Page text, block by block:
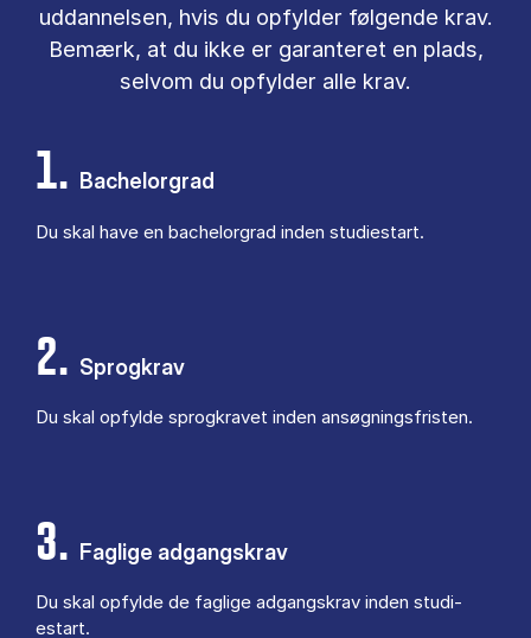
ud­dan­nel­sen, hvis du op­fyl­der føl­gen­de krav.
Be­mærk, at du ikke er ga­ran­te­ret en plads,
selv­om du op­fyl­der alle krav.
1. Bachelorgrad
Du skal have en ba­chel­or­grad in­den stu­di­estart.
2. Sprogkrav
Du skal op­fyl­de sprog­kra­vet in­den an­søg­nings­fri­sten.
3. Faglige adgangskrav
Du skal op­fyl­de de fag­li­ge ad­gangs­krav in­den stu­di­
estart.